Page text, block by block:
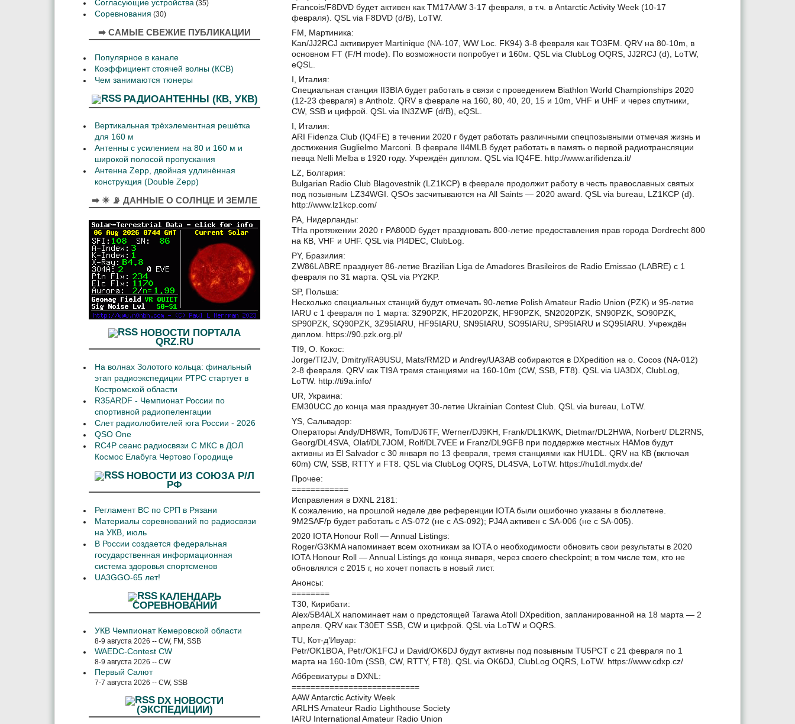
Francois/F8DVD будет активен как TM17AAW 3-17 февраля, в т.ч. в Antarctic Activity Week (10-17
февраля). QSL via F8DVD (d/B), LoTW.
FM, Мартиника:
Kan/JJ2RCJ активирует Martinique (NA-107, WW Loc. FK94) 3-8 февраля как TO3FM. QRV на 80-10m, в
основном FT (F/H mode). По возможности попробует и 160м. QSL via ClubLog OQRS, JJ2RCJ (d), LoTW,
eQSL.
I, Италия:
Специальная станция II3BIA будет работать в связи с проведением Biathlon World Championships 2020
(12-23 февраля) в Antholz. QRV в феврале на 160, 80, 40, 20, 15 и 10m, VHF и UHF и через спутники,
CW, SSB и цифрой. QSL via IN3ZWF (d/B), eQSL.
I, Италия:
ARI Fidenza Club (IQ4FE) в течении 2020 г будет работать различными спецпозывными отмечая жизнь и
достижения Guglielmo Marconi. В феврале II4MLB будет работать в память о первой радиотрансляции
певца Nelli Melba в 1920 году. Учреждён диплом. QSL via IQ4FE. http://www.arifidenza.it/
LZ, Болгария:
Bulgarian Radio Club Blagovestnik (LZ1KCP) в феврале продолжит работу в честь православных святых
под позывным LZ34WGI. QSOs засчитываются на All Saints — 2020 award. QSL via bureau, LZ1KCP (d).
http://www.lz1kcp.com/
PA, Нидерланды:
TНа протяжении 2020 г PA800D будет праздновать 800-летие предоставления прав города Dordrecht 800
на КВ, VHF и UHF. QSL via PI4DEC, ClubLog.
PY, Бразилия:
ZW86LABRE празднует 86-летие Brazilian Liga de Amadores Brasileiros de Radio Emissao (LABRE) с 1
февраля по 31 марта. QSL via PY2KP.
SP, Польша:
Несколько специальных станций будут отмечать 90-летие Polish Amateur Radio Union (PZK) и 95-летие
IARU с 1 февраля по 1 марта: 3Z90PZK, HF2020PZK, HF90PZK, SN2020PZK, SN90PZK, SO90PZK,
SP90PZK, SQ90PZK, 3Z95IARU, HF95IARU, SN95IARU, SO95IARU, SP95IARU и SQ95IARU. Учреждён
диплом. https://90.pzk.org.pl/
TI9, О. Кокос:
Jorge/TI2JV, Dmitry/RA9USU, Mats/RM2D и Andrey/UA3AB собираются в DXpedition на о. Cocos (NA-012)
2-8 февраля. QRV как TI9A тремя станциями на 160-10m (CW, SSB, FT8). QSL via UA3DX, ClubLog,
LoTW. http://ti9a.info/
UR, Украина:
EM30UCC до конца мая празднует 30-летие Ukrainian Contest Club. QSL via bureau, LoTW.
YS, Сальвадор:
Операторы Andy/DH8WR, Tom/DJ6TF, Werner/DJ9KH, Frank/DL1KWK, Dietmar/DL2HWA, Norbert/ DL2RNS,
Georg/DL4SVA, Olaf/DL7JOM, Rolf/DL7VEE и Franz/DL9GFB при поддержке местных НАМов будут
активны из El Salvador с 30 января по 13 февраля, тремя станциями как HU1DL. QRV на КВ (включая
60m) CW, SSB, RTTY и FT8. QSL via ClubLog OQRS, DL4SVA, LoTW. https://hu1dl.mydx.de/
Прочее:
============
Исправления в DXNL 2181:
К сожалению, на прошлой неделе две референции IOTA были ошибочно указаны в бюллетене.
9M2SAF/p будет работать с AS-072 (не с AS-092); PJ4A активен с SA-006 (не с SA-005).
2020 IOTA Honour Roll — Annual Listings:
Roger/G3KMA напоминает всем охотникам за IOTA о необходимости обновить свои результаты в 2020
IOTA Honour Roll — Annual Listings до конца января, через своего checkpoint; в том числе тем, кто не
обновлялся с 2015 г, но хочет попасть в новый лист.
Анонсы:
========
T30, Кирибати:
Alex/5B4ALX напоминает нам о предстоящей Tarawa Atoll DXpedition, запланированной на 18 марта — 2
апреля. QRV как T30ET SSB, CW и цифрой. QSL via LoTW и OQRS.
TU, Кот-д’Ивуар:
Petr/OK1BOA, Petr/OK1FCJ и David/OK6DJ будут активны под позывным TU5PCT с 21 февраля по 1
марта на 160-10m (SSB, CW, RTTY, FТ8). QSL via OK6DJ, ClubLog OQRS, LoTW. https://www.cdxp.cz/
Аббревиатуры в DXNL:
===========================
AAW Antarctic Activity Week
ARLHS Amateur Radio Lighthouse Society
IARU International Amateur Radio Union
Согласующие устройства (35)
Соревнования (30)
➡ САМЫЕ СВЕЖИЕ ПУБЛИКАЦИИ
Популярное в канале
Коэффициент стоячей волны (КСВ)
Чем занимаются тюнеры
РАДИОАНТЕННЫ (КВ, УКВ)
Вертикальная трёхэлементная решётка
для 160 м
Антенны с усилением на 80 и 160 м и
широкой полосой пропускания
Антенна Zepp, двойная удлинённая
конструкция (Double Zepp)
➡ ☀ 📡 ДАННЫЕ О СОЛНЦЕ И ЗЕМЛЕ
НОВОСТИ ПОРТАЛА
QRZ.RU
На волнах Золотого кольца: финальный
этап радиоэкспедиции РТРС стартует в
Костромской области
R35ARDF - Чемпионат России по
спортивной радиопеленгации
Слет радиолюбителей юга России - 2026
QSO One
RC4P сеанс радиосвязи С МКС в ДОЛ
Космос Елабуга Чертово Городище
НОВОСТИ ИЗ СОЮЗА Р/Л
РФ
Регламент ВС по СРП в Рязани
Материалы соревнований по радиосвязи
на УКВ, июль
В России создается федеральная
государственная информационная
система здоровья спортсменов
UA3GGO-65 лет!
КАЛЕНДАРЬ
СОРЕВНОВАНИЙ
УКВ Чемпионат Кемеровской области
8-9 августа 2026 -- CW, FM, SSB
WAEDC-Contest CW
8-9 августа 2026 -- CW
Первый Салют
7-7 августа 2026 -- CW, SSB
DX НОВОСТИ
(ЭКСПЕДИЦИИ)